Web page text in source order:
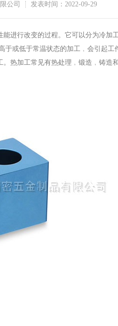
公司 发表时间：2022-09-29
进行改变的过程。它可以分为冷加
或低于常温状态的加工﹐会引起工
热加工常见有热处理﹐锻造﹐铸造和